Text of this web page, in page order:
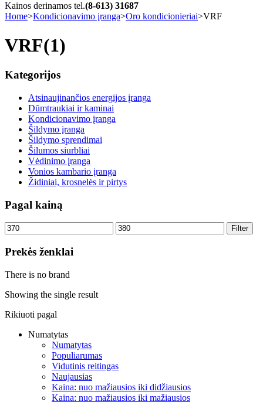
Kainos derinamos tel.(8-613) 31687
Home>Kondicionavimo įranga>Oro kondicionieriai>VRF
VRF(1)
Kategorijos
Atsinaujinančios energijos įranga
Dūmtraukiai ir kaminai
Kondicionavimo įranga
Šildymo įranga
Šildymo sprendimai
Šilumos siurbliai
Vėdinimo įranga
Vonios kambario įranga
Židiniai, krosnelės ir pirtys
Pagal kainą
Min
price
Max
price
Filter
Prekės ženklai
There is no brand
Showing the single result
Rikiuoti pagal
Numatytas
Numatytas
Populiarumas
Vidutinis reitingas
Naujausias
Kaina: nuo mažiausios iki didžiausios
Kaina: nuo mažiausios iki mažiausios